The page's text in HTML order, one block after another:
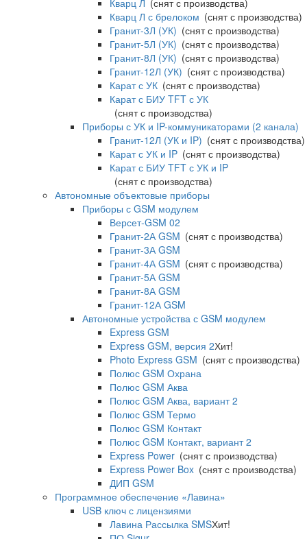
Кварц Л (снят с производства)
Кварц Л с брелоком (снят с производства)
Гранит-3Л (УК) (снят с производства)
Гранит-5Л (УК) (снят с производства)
Гранит-8Л (УК) (снят с производства)
Гранит-12Л (УК) (снят с производства)
Карат с УК (снят с производства)
Карат с БИУ TFT с УК
(снят с производства)
Приборы с УК и IP-коммуникаторами (2 канала)
Гранит-12Л (УК и IP) (снят с производства)
Карат с УК и IP (снят с производства)
Карат с БИУ TFT с УК и IP
(снят с производства)
Автономные объектовые приборы
Приборы с GSM модулем
Версет-GSM 02
Гранит-2А GSM (снят с производства)
Гранит-3А GSM
Гранит-4А GSM (снят с производства)
Гранит-5А GSM
Гранит-8А GSM
Гранит-12А GSM
Автономные устройства с GSM модулем
Express GSM
Express GSM, версия 2Хит!
Photo Express GSM (снят с производства)
Полюс GSM Охрана
Полюс GSM Аква
Полюс GSM Аква, вариант 2
Полюс GSM Термо
Полюс GSM Контакт
Полюс GSM Контакт, вариант 2
Express Power (снят с производства)
Express Power Box (снят с производства)
ДИП GSM
Программное обеспечение «Лавина»
USB ключ с лицензиями
Лавина Рассылка SMSХит!